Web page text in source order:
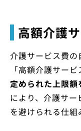
高額介護
介護サービス費の
「高額介護サー
定められた上限額
により、介護サ
を避けられる仕組